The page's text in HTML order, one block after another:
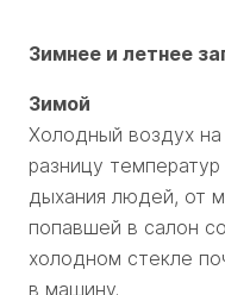
Зимнее и летнее
Зимой
Холодный воздух
разницу
дыхания людей, от
попавшей в салон
холодном стекле
в машину.